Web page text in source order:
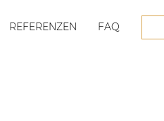
REFERENZEN FAQ